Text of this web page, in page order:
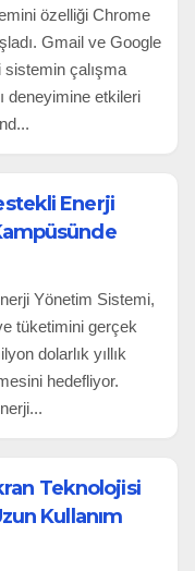
özelliği Chrome
Gmail ve Google
sistemin çalışma
deneyimine etkileri
Enerji
Yönetim Sistemi,
tüketimini gerçek
dolarlık yıllık
hedefliyor.
Teknolojisi
Kullanım